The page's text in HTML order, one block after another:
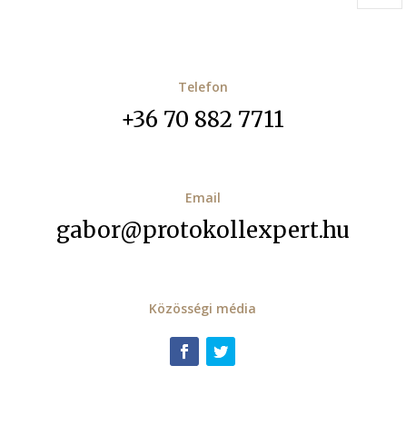
Telefon
+36 70 882 7711
Email
gabor@protokollexpert.hu
Közösségi média